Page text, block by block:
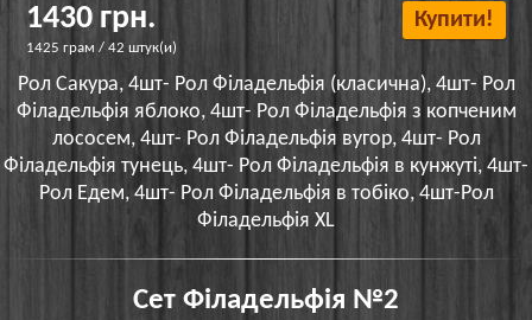
1430 грн.
1425 грам / 42 штук(и)
Купити!
Рол Сакура, 4шт- Рол Філадельфія (класична), 4шт- Рол
Філадельфія яблоко, 4шт- Рол Філадельфія з копченим
лососем, 4шт- Рол Філадельфія вугор, 4шт- Рол
Філадельфія тунець, 4шт- Рол Філадельфія в кунжуті, 4шт-
Рол Едем, 4шт- Рол Філадельфія в тобіко, 4шт-Рол
Філадельфія XL
Сет Філадельфія №2